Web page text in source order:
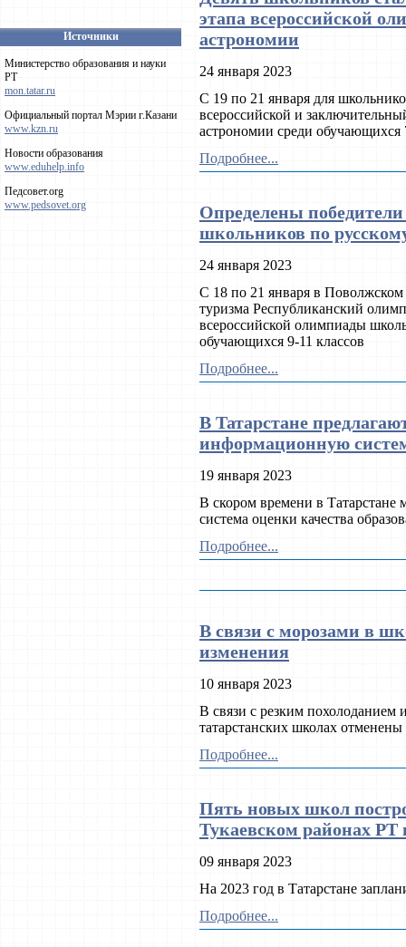
Источники
Министерство образования и науки
РТ
mon.tatar.ru
Официальный портал Мэрии г.Казани
www.kzn.ru
Новости образования
www.eduhelp.info
Педсовет.org
www.pedsovet.org
этапа всероссийской
астрономии
24 января 2023
С 19 по 21 января для
всероссийской и
астрономии среди обучающихся
Подробнее...
Определены
школьников по
24 января 2023
С 18 по 21 января в Поволжском
туризма Республиканский
всероссийской олимпиады
обучающихся 9-11 классов
Подробнее...
В Татарстане
информационную
19 января 2023
В скором времени в Татарстане
система оценки качества
Подробнее...
В связи с морозами в
изменения
10 января 2023
В связи с резким
татарстанских школах отменены
Подробнее...
Пять новых школ
Тукаевском районах РТ
09 января 2023
На 2023 год в Татарстане
Подробнее...